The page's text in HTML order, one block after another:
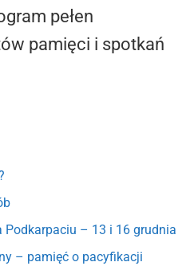
pełen
pamięci i spotkań
Podkarpaciu – 13 i 16 grudnia
– pamięć o pacyfikacji